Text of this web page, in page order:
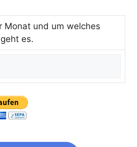
Monat und um welches
es.